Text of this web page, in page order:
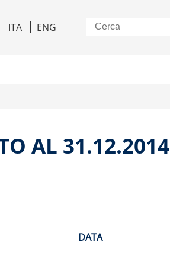
ITA ENG
AL 31.12.2014
DATA